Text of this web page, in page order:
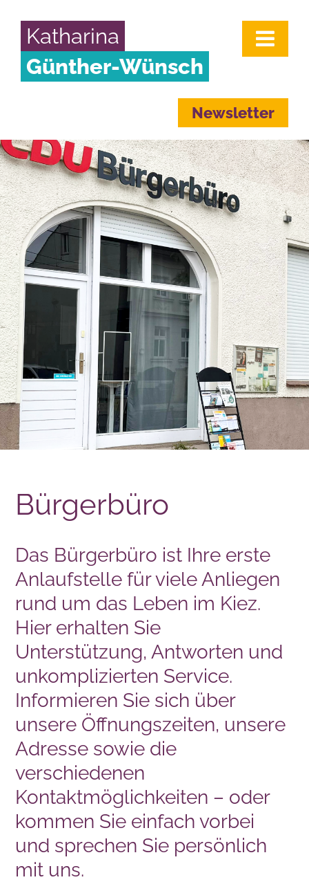
Katharina
Günther-Wünsch
Newsletter
Bürgerbüro
Das Bürgerbüro ist Ihre erste
Anlaufstelle für viele Anliegen
rund um das Leben im Kiez.
Hier erhalten Sie
Unterstützung, Antworten und
unkomplizierten Service.
Informieren Sie sich über
unsere Öffnungszeiten, unsere
Adresse sowie die
verschiedenen
Kontaktmöglichkeiten – oder
kommen Sie einfach vorbei
und sprechen Sie persönlich
mit uns.